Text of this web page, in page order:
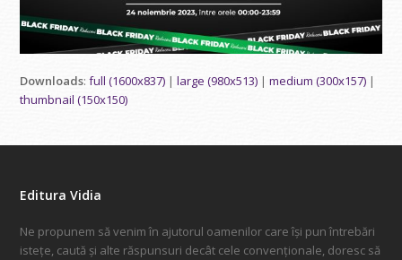
Downloads:full (1600x837) |large (980x513) |medium (300x157) |
thumbnail (150x150)
Editura Vidia
Ne propunem să venim în ajutorul oamenilor care își pun întrebări
istețe, caută și alte răspunsuri decât cele convenționale, doresc să